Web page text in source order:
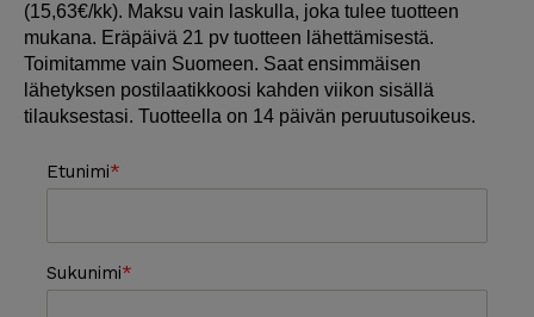
(15,63€/kk). Maksu vain laskulla, joka tulee tuotteen
mukana. Eräpäivä 21 pv tuotteen lähettämisestä.
Toimitamme vain Suomeen. Saat ensimmäisen
lähetyksen postilaatikkoosi kahden viikon sisällä
tilauksestasi. Tuotteella on 14 päivän peruutusoikeus.
Etunimi
Sukunimi